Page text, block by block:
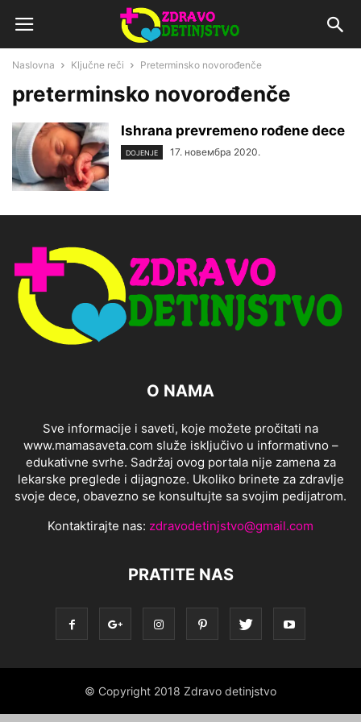
Naslovna Ključne reči Preterminsko novorođenče
preterminsko novorođenče
Ishrana prevremeno rođene dece
DOJENJE 17. новембра 2020.
O NAMA
Sve informacije i saveti, koje možete pročitati na
www.mamasaveta.com služe isključivo u informativno –
edukativne svrhe. Sadržaj ovog portala nije zamena za
lekarske preglede i dijagnoze. Ukoliko brinete za zdravlje
svoje dece, obavezno se konsultujte sa svojim pedijatrom.
Kontaktirajte nas: zdravodetinjstvo@gmail.com
PRATITE NAS
© Copyright 2018 Zdravo detinjstvo